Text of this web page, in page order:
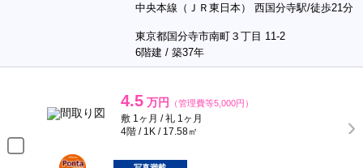
中央本線（ＪＲ東日本） 西国分寺駅/徒歩21分
東京都国分寺市南町３丁目 11-2
6階建 / 築37年
4.5 万円 （管理費等5,000円）
敷 1ヶ月 / 礼 1ヶ月
4階 / 1K / 17.58㎡
ポンタ
部屋